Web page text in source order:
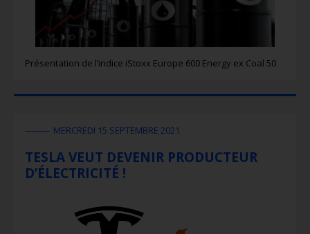
Présentation de l’indice iStoxx Europe 600 Energy ex Coal 50
MERCREDI 15 SEPTEMBRE 2021
TESLA VEUT DEVENIR PRODUCTEUR
D’ÉLECTRICITÉ !